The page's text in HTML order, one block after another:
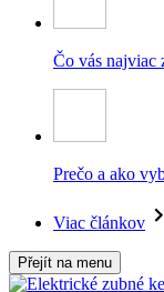
Čo vás najviac
Prečo a ako
Viac článkov
Přejít na menu